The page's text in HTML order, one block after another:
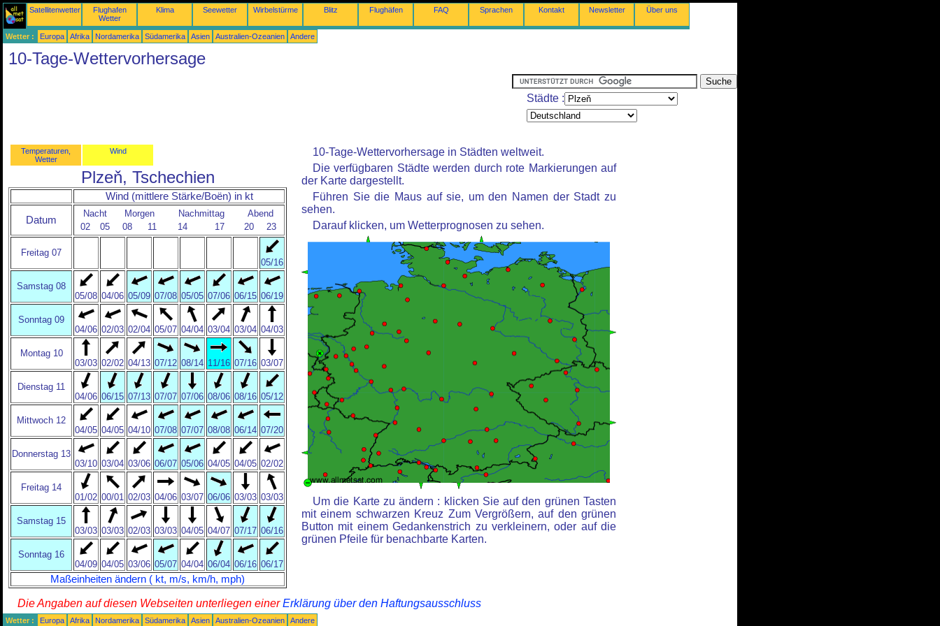
Satellitenwetter
Flughafen
Wetter
Klima Seewetter Wirbelstürme Blitz Flughäfen FAQ Sprachen Kontakt Newsletter Über uns
Wetter : Europa Afrika Nordamerika Südamerika Asien Australien-Ozeanien Andere
10-Tage-Wettervorhersage
Städte :
Temperaturen,
Wetter
Wind
Plzeň, Tschechien
Wind (mittlere Stärke/Boën) in kt
Datum
Nacht Morgen Nachmittag
Abend
02
05 08 11 14 17 20 23
Freitag 07
05/16
Samstag 08
05/08 04/06 05/09 07/08 05/05 07/06 06/15 06/19
Sonntag 09
04/06 02/03 02/04 05/07 04/04 03/04 03/04 04/03
Montag 10
03/03 02/02 04/13 07/12 08/14 11/16 07/16 03/07
Dienstag 11
04/06 06/15 07/13 07/07 07/06 08/06 08/16 05/12
Mittwoch 12
04/05 04/05 04/10 07/08 07/07 08/08 06/14 07/20
Donnerstag 13
03/10 03/04 03/06 06/07 05/06 04/05 04/05 02/02
Freitag 14
01/02 00/01 02/03 04/06 03/07 06/06 03/03 03/03
Samstag 15
03/03 03/03 02/03 03/03 04/05 04/07 07/17 06/16
Sonntag 16
04/09 04/05 03/06 05/07 04/04 06/04 06/16 06/17
Maßeinheiten ändern ( kt, m/s, km/h, mph)
10-Tage-Wettervorhersage in Städten weltweit.
Die verfügbaren Städte werden durch rote Markierungen auf
der Karte dargestellt.
Führen Sie die Maus auf sie, um den Namen der Stadt zu
sehen.
Darauf klicken, um Wetterprognosen zu sehen.
Um die Karte zu ändern : klicken Sie auf den grünen Tasten
mit einem schwarzen Kreuz Zum Vergrößern, auf den grünen
Button mit einem Gedankenstrich zu verkleinern, oder auf die
grünen Pfeile für benachbarte Karten.
Die Angaben auf diesen Webseiten unterliegen einerErklärung über den Haftungsausschluss
Wetter : Europa Afrika Nordamerika Südamerika Asien Australien-Ozeanien Andere